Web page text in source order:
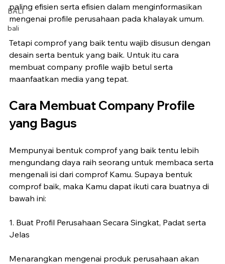
BALI
bali
paling efisien serta efisien dalam menginformasikan
mengenai profile perusahaan pada khalayak umum.
Tetapi comprof yang baik tentu wajib disusun dengan
desain serta bentuk yang baik. Untuk itu cara
membuat company profile wajib betul serta
maanfaatkan media yang tepat.
Cara Membuat Company Profile
yang Bagus
Mempunyai bentuk comprof yang baik tentu lebih
mengundang daya raih seorang untuk membaca serta
mengenali isi dari comprof Kamu. Supaya bentuk
comprof baik, maka Kamu dapat ikuti cara buatnya di
bawah ini:
1. Buat Profil Perusahaan Secara Singkat, Padat serta
Jelas
Menarangkan mengenai produk perusahaan akan